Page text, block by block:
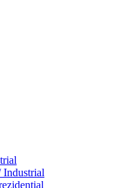
Industrial